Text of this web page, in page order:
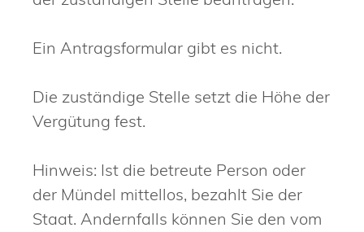
Ein Antragsformular gibt es nicht.
Die zuständige Stelle setzt die Höhe der
Vergütung fest.
Hinweis: Ist die betreute Person oder
der Mündel mittellos, bezahlt Sie der
Staat. Andernfalls können Sie den vom